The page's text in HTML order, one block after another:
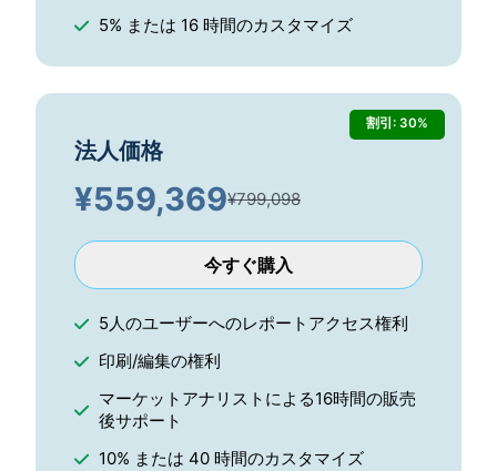
5% または 16 時間のカスタマイズ
割引: 30%
法人価格
¥559,369¥799,098
今すぐ購入
5人のユーザーへのレポートアクセス権利
印刷/編集の権利
マーケットアナリストによる16時間の販売
後サポート
10% または 40 時間のカスタマイズ